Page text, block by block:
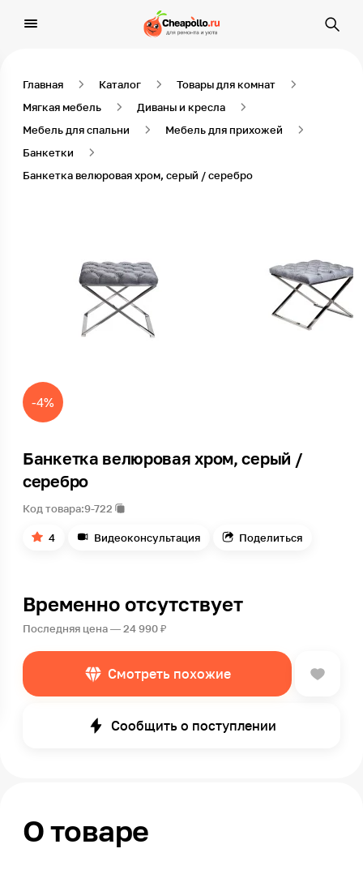
Главная Каталог
Товары для комнат
Мягкая мебель
Диваны и кресла
Мебель для спальни
Мебель для прихожей
Банкетки
Банкетка велюровая хром, серый / серебро
-4%
Банкетка велюровая хром, серый /
серебро
Код товара:9-722
4 Видеоконсультация Поделиться
Временно отсутствует
Последняя цена — 24 990 ₽
Смотреть похожие
Сообщить о поступлении
О товаре